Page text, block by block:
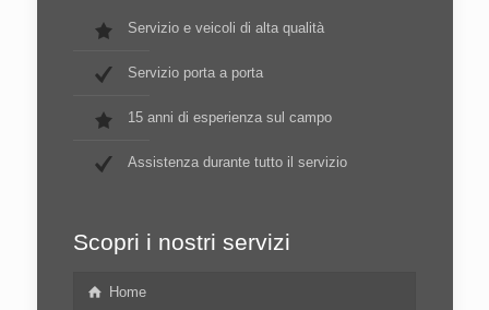
Servizio e veicoli di alta qualità
Servizio porta a porta
15 anni di esperienza sul campo
Assistenza durante tutto il servizio
Scopri i nostri servizi
Home